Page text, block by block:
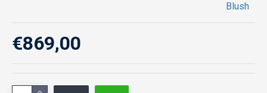
Blush
€869,00